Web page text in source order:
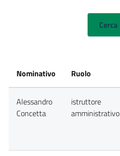
Nominativo Ruolo
Alessandro
Concetta
istruttore
amministrativo